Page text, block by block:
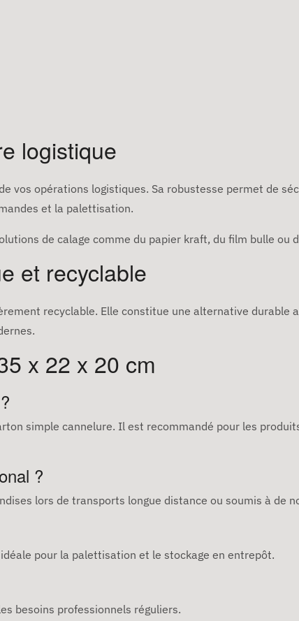
logistique
vos opérations logistiques. Sa robustesse permet de
et la palettisation.
de calage comme du papier kraft, du film bulle ou
et recyclable
recyclable. Elle constitue une alternative durable
x 22 x 20 cm
simple cannelure. Il est recommandé pour les
?
lors de transports longue distance ou soumis à de
pour la palettisation et le stockage en entrepôt.
besoins professionnels réguliers.